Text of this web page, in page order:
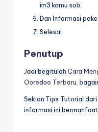
im3 kamu sob.
Dan Informasi
Selesai
Penutup
Jadi begitulah Cara
Ooredoo Terbaru ,
Sekian Tips Tutorial dari
informasi ini bermanfaat